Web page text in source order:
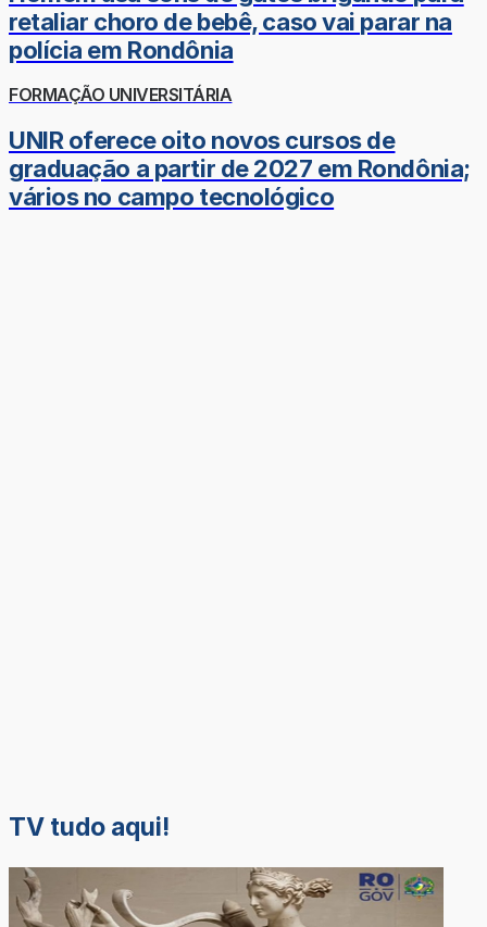
retaliar choro de bebê, caso vai parar na
polícia em Rondônia
FORMAÇÃO UNIVERSITÁRIA
UNIR oferece oito novos cursos de
graduação a partir de 2027 em Rondônia;
vários no campo tecnológico
TV tudo aqui!